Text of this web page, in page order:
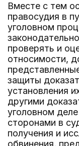
Вместе с тем
правосудия в
уголовном
проверять и
относимости,
защиты
установления
другими
уголовном
сторонами в
получения и
обвинения,